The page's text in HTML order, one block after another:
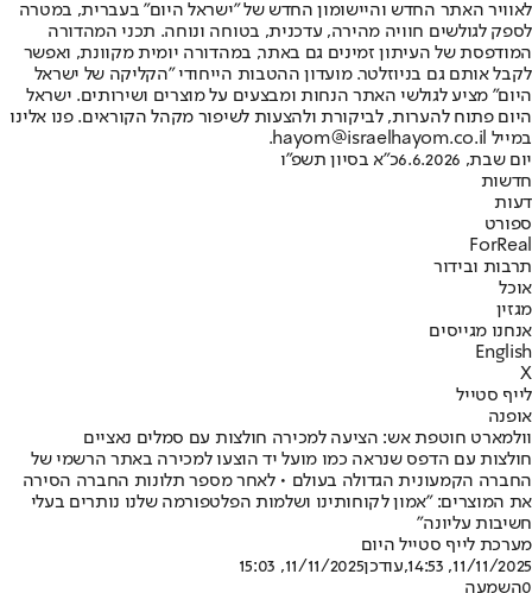
לאוויר האתר החדש והיישומון החדש של "ישראל היום" בעברית, במטרה
לספק לגולשים חוויה מהירה, עדכנית, בטוחה ונוחה. תכני המהדורה
המודפסת של העיתון זמינים גם באתר, במהדורה יומית מקוונת, ואפשר
לקבל אותם גם בניוזלטר. מועדון ההטבות הייחודי "הקליקה של ישראל
היום" מציע לגולשי האתר הנחות ומבצעים על מוצרים ושירותים. ישראל
היום פתוח להערות, לביקורת ולהצעות לשיפור מקהל הקוראים. פנו אלינו
במייל hayom@israelhayom.co.il.
יום שבת, 6.6.2026
כ"א בסיון תשפ"ו
חדשות
דעות
ספורט
ForReal
תרבות ובידור
אוכל
מגזין
אנחנו מגייסים
English
X
לייף סטייל
אופנה
וולמארט חוטפת אש: הציעה למכירה חולצות עם סמלים נאציים
חולצות עם הדפס שנראה כמו מועל יד הוצעו למכירה באתר הרשמי של
החברה הקמעונית הגדולה בעולם • לאחר מספר תלונות החברה הסירה
את המוצרים: "אמון לקוחותינו ושלמות הפלטפורמה שלנו נותרים בעלי
חשיבות עליונה"
מערכת לייף סטייל היום
11/11/2025, 14:53
,עודכן11/11/2025, 15:03
0השמעה